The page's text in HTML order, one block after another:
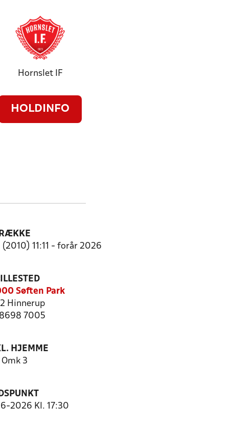
Hornslet IF
HOLDINFO
RÆKKE
(2010) 11:11 - forår 2026
Søften Park
Hinnerup
8698 7005
HJEMME
Omk 3
2026 Kl. 17:30